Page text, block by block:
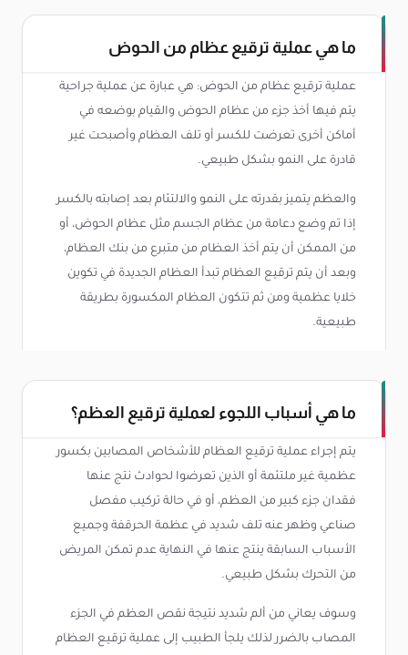
ما هي عملية ترقيع عظام من الحوض
عملية ترقيع عظام من الحوض: هي عبارة عن عملية جراحية
يتم فيها أخذ جزء من عظام الحوض والقيام بوضعه في
أماكن أخرى تعرضت للكسر أو تلف العظام وأصبحت غير
قادرة على النمو بشكل طبيعي.
والعظم يتميز بقدرته على النمو والالتئام بعد إصابته بالكسر
إذا تم وضع دعامة من عظام الجسم مثل عظام الحوض، أو
من الممكن أن يتم أخذ العظام من متبرع من بنك العظام،
وبعد أن يتم ترقيع العظام تبدأ العظام الجديدة في تكوين
خلايا عظمية ومن ثم تتكون العظام المكسورة بطريقة
طبيعية.
ما هي أسباب اللجوء لعملية ترقيع العظم؟
يتم إجراء عملية ترقيع العظام للأشخاص المصابين بكسور
عظمية غير ملتئمة أو الذين تعرضوا لحوادث نتج عنها
فقدان جزء كبير من العظم، أو في حالة تركيب مفصل
صناعي وظهر عنه تلف شديد في عظمة الحرقفة وجميع
الأسباب السابقة ينتج عنها في النهاية عدم تمكن المريض
من التحرك بشكل طبيعي.
وسوف يعاني من ألم شديد نتيجة نقص العظم في الجزء
المصاب بالضرر لذلك يلجأ الطبيب إلى عملية ترقيع العظام